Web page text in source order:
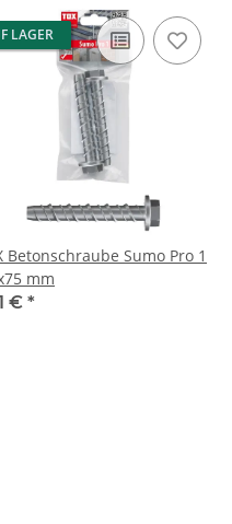
LAGER
Betonschraube Sumo Pro 1
mm
€ *